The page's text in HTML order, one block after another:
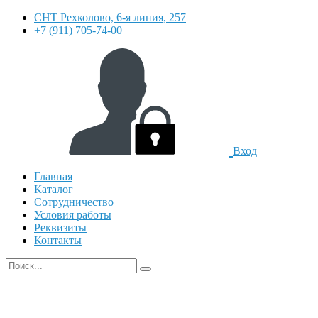
СНТ Рехколово, 6-я линия, 257
+7 (911) 705-74-00
Вход
Главная
Каталог
Сотрудничество
Условия работы
Реквизиты
Контакты